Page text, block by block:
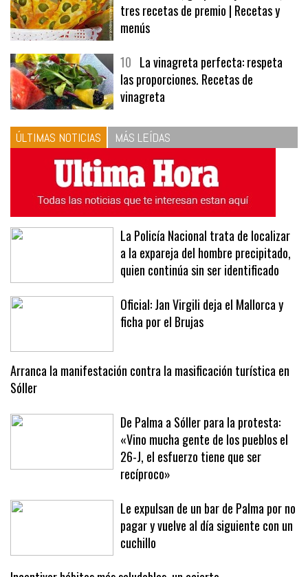
9Panecillos, gazpacho y bavarois,
tres recetas de premio | Recetas y
menús
10La vinagreta perfecta: respeta
las proporciones. Recetas de
vinagreta
ÚLTIMAS NOTICIAS MÁS LEÍDAS
La Policía Nacional trata de localizar
a la expareja del hombre precipitado,
quien continúa sin ser identificado
Oficial: Jan Virgili deja el Mallorca y
Arranca la manifestación contra la masificación turística en
Sóller
De Palma a Sóller para la protesta:
«Vino mucha gente de los pueblos el
26-J, el esfuerzo tiene que ser
recíproco»
Le expulsan de un bar de Palma por no
pagar y vuelve al día siguiente con un
cuchillo